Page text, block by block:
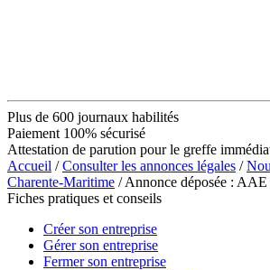
Plus de 600 journaux habilités
Paiement 100% sécurisé
Attestation de parution pour le greffe
Accueil /Consulter les annonces légales /
Charente-Maritime / Annonce déposée :
Fiches pratiques et conseils
Créer son entreprise
Gérer son entreprise
Fermer son entreprise